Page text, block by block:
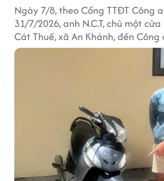
Ngày 7/8, theo Cổng TTĐT Công
31/7/2026, anh N.C.T, chủ một
Cát Thuế, xã An Khánh, đến
việc bị mất trộm chiếc xe máy
xe còn có nhiều giấy tờ cá nhân